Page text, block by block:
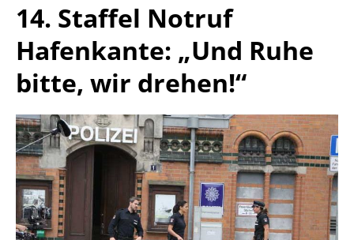
14. Staffel Notruf
Hafenkante: „Und Ruhe
bitte, wir drehen!“